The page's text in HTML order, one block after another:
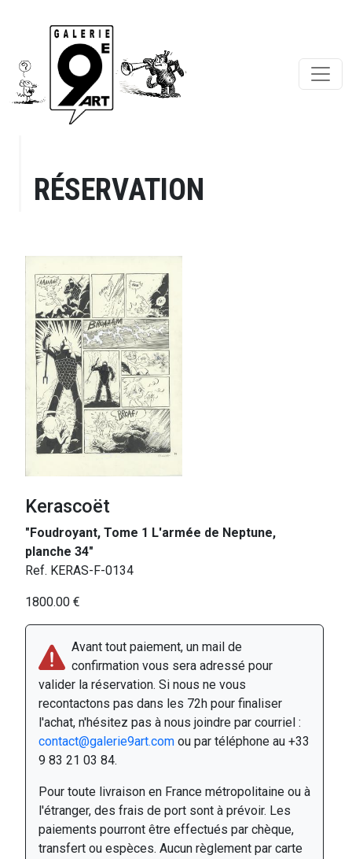
RÉSERVATION
Kerascoët
"Foudroyant, Tome 1 L'armée de Neptune,
planche 34"
Ref. KERAS-F-0134
1800.00 €
Avant tout paiement, un mail de
confirmation vous sera adressé pour
valider la réservation. Si nous ne vous
recontactons pas dans les 72h pour finaliser
l'achat, n'hésitez pas à nous joindre par courriel :
contact@galerie9art.com ou par téléphone au +33
9 83 21 03 84.
Pour toute livraison en France métropolitaine ou à
l'étranger, des frais de port sont à prévoir. Les
paiements pourront être effectués par chèque,
transfert ou espèces. Aucun règlement par carte